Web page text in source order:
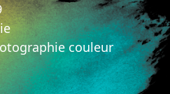
couleur